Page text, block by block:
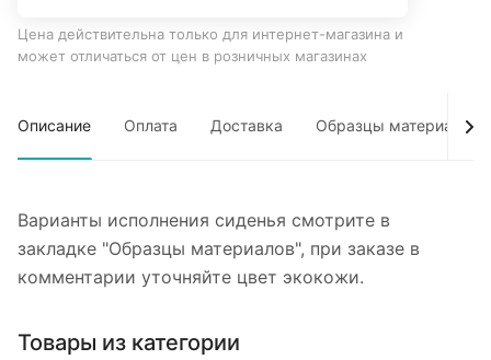
Цена действительна только для интернет-магазина и
может отличаться от цен в розничных магазинах
Описание Оплата Доставка Образцы материалов
Варианты исполнения сиденья смотрите в
закладке "Образцы материалов", при заказе в
комментарии уточняйте цвет экокожи.
Товары из категории